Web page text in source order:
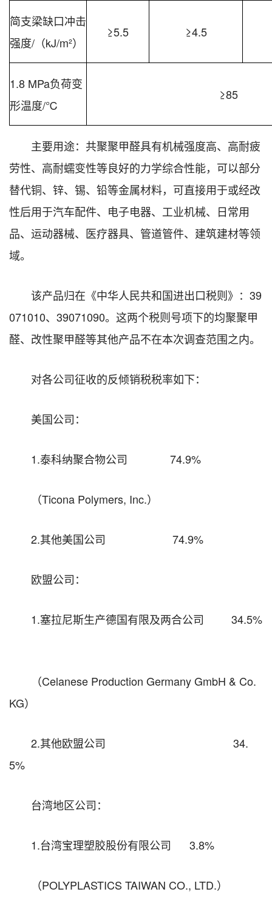
简支梁缺口冲击
强度/（kJ/m²）
≥5.5 ≥4.5
1.8 MPa负荷变
形温度/℃
≥85
主要用途：共聚聚甲醛具有机械强度高、高耐疲
劳性、高耐蠕变性等良好的力学综合性能，可以部分
替代铜、锌、锡、铅等金属材料，可直接用于或经改
性后用于汽车配件、电子电器、工业机械、日常用
品、运动器械、医疗器具、管道管件、建筑建材等领
域。
该产品归在《中华人民共和国进出口税则》：39
071010、39071090。这两个税则号项下的均聚聚甲
醛、改性聚甲醛等其他产品不在本次调查范围之内。
对各公司征收的反倾销税税率如下：
美国公司：
1.泰科纳聚合物公司 74.9%
（Ticona Polymers, Inc.）
2.其他美国公司 74.9%
欧盟公司：
1.塞拉尼斯生产德国有限及两合公司 34.5%
（Celanese Production Germany GmbH & Co.
KG）
2.其他欧盟公司 34.
5%
台湾地区公司：
1.台湾宝理塑胶股份有限公司 3.8%
（POLYPLASTICS TAIWAN CO., LTD.）